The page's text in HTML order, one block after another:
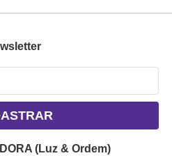
(Luz & Ordem)